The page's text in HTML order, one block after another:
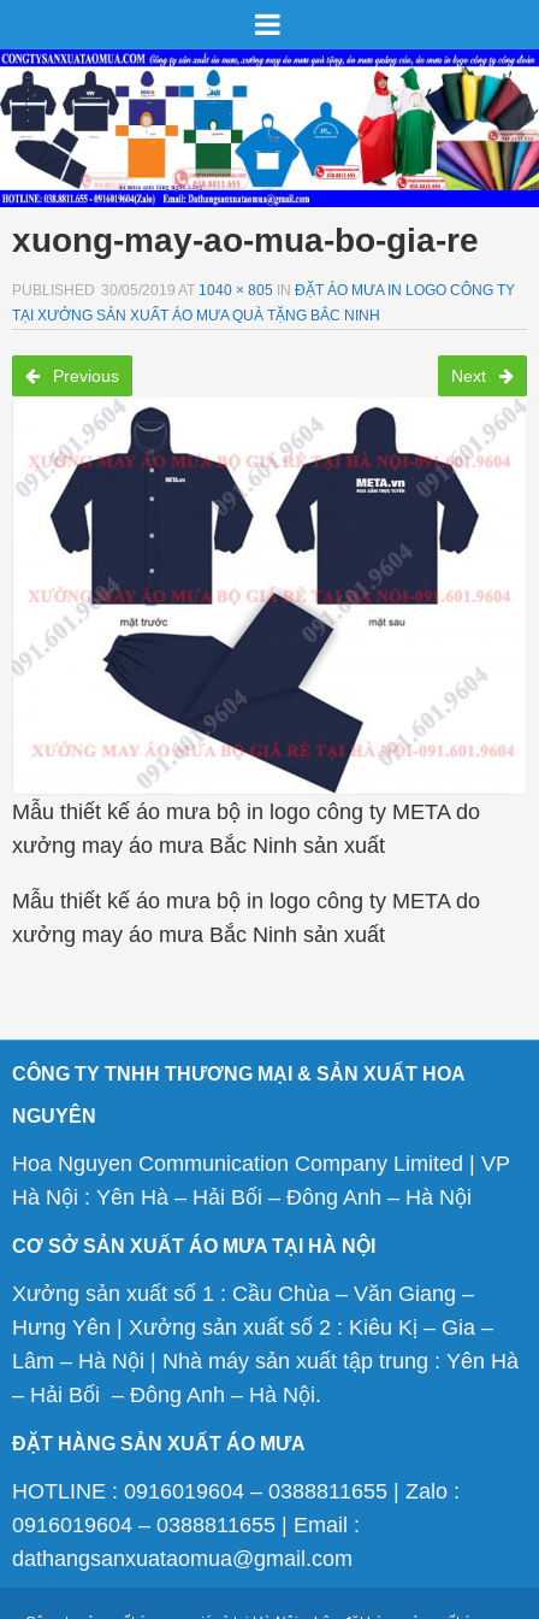
xuong-may-ao-mua-bo-gia-re
PUBLISHED 30/05/2019 AT 1040 × 805 IN ĐẶT ÁO MƯA IN LOGO CÔNG TY
TẠI XƯỞNG SẢN XUẤT ÁO MƯA QUÀ TẶNG BẮC NINH
Previous Next
Mẫu thiết kế áo mưa bộ in logo công ty META do
xưởng may áo mưa Bắc Ninh sản xuất
Mẫu thiết kế áo mưa bộ in logo công ty META do
xưởng may áo mưa Bắc Ninh sản xuất
CÔNG TY TNHH THƯƠNG MẠI & SẢN XUẤT HOA
NGUYÊN
Hoa Nguyen Communication Company Limited | VP
Hà Nội : Yên Hà – Hải Bối – Đông Anh – Hà Nội
CƠ SỞ SẢN XUẤT ÁO MƯA TẠI HÀ NỘI
Xưởng sản xuất số 1 : Cầu Chùa – Văn Giang –
Hưng Yên | Xưởng sản xuất số 2 : Kiêu Kị – Gia –
Lâm – Hà Nội | Nhà máy sản xuất tập trung : Yên Hà
– Hải Bối – Đông Anh – Hà Nội.
ĐẶT HÀNG SẢN XUẤT ÁO MƯA
HOTLINE : 0916019604 – 0388811655 | Zalo :
0916019604 – 0388811655 | Email :
dathangsanxuataomua@gmail.com